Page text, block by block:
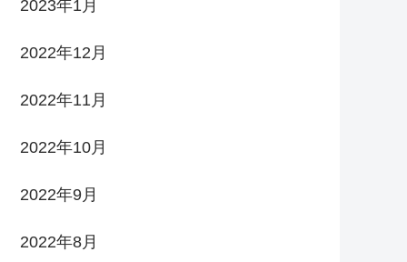
2023年1月
2022年12月
2022年11月
2022年10月
2022年9月
2022年8月